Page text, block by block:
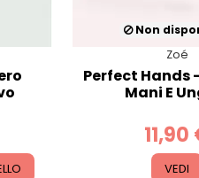
Non
Zoé
Perfect Hands
Mani E
11,90
VEDI